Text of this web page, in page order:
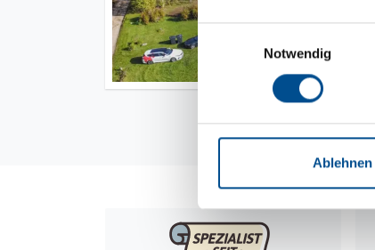
Einwilligungsauswahl
Notwendig
Ablehnen